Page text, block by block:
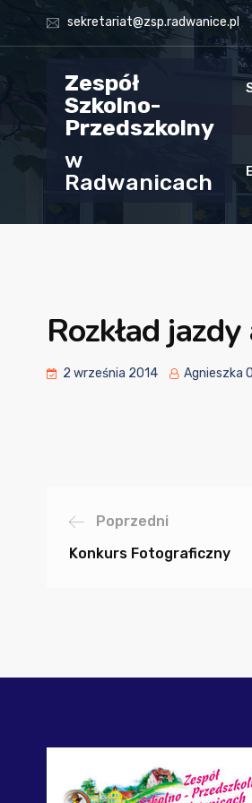
sekretariat@zsp.radwanice.pl
Zespół
Szkolno-
Przedszkolny
w
Radwanicach
Rozkład
2 września 2014 Agnieszka
Poprzedni
Konkurs Fotograficzny